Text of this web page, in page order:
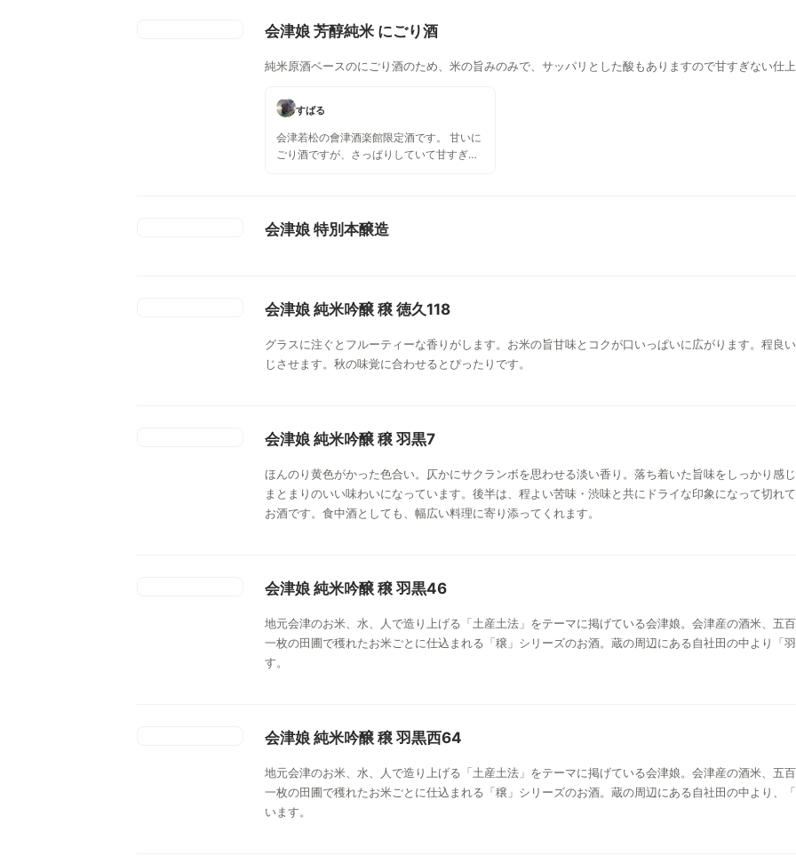
会津娘 芳醇純米 にごり酒
純米原酒ベースのにごり酒のため、米の旨みのみで、サッパリとした酸もありますので甘すぎない仕上
すばる
会津若松の會津酒楽館限定酒です。 甘いに
ごり酒ですが、さっぱりしていて甘すぎな
会津娘 特別本醸造
会津娘 純米吟醸 穣 徳久118
グラスに注ぐとフルーティーな香りがします。お米の旨甘味とコクが口いっぱいに広がります。程良
じさせます。秋の味覚に合わせるとぴったりです。
会津娘 純米吟醸 穣 羽黒7
ほんのり黄色がかった色合い。仄かにサクランボを思わせる淡い香り。落ち着いた旨味をしっかり感
まとまりのいい味わいになっています。後半は、程よい苦味・渋味と共にドライな印象になって切れ
お酒です。食中酒としても、幅広い料理に寄り添ってくれます。
会津娘 純米吟醸 穣 羽黒46
地元会津のお米、水、人で造り上げる「土産土法」をテーマに掲げている会津娘。会津産の酒米、五
一枚の田圃で穫れたお米ごとに仕込まれる「穣」シリーズのお酒。蔵の周辺にある自社田の中より「
す。
会津娘 純米吟醸 穣 羽黒西64
地元会津のお米、水、人で造り上げる「土産土法」をテーマに掲げている会津娘。会津産の酒米、五
一枚の田圃で穫れたお米ごとに仕込まれる「穣」シリーズのお酒。蔵の周辺にある自社田の中より、
います。